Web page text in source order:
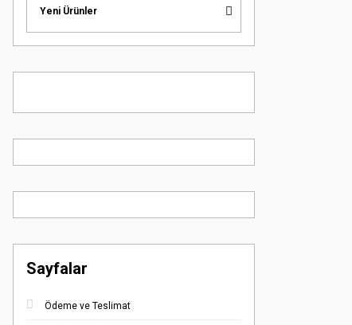
Yeni Ürünler
Sayfalar
Ödeme ve Teslimat